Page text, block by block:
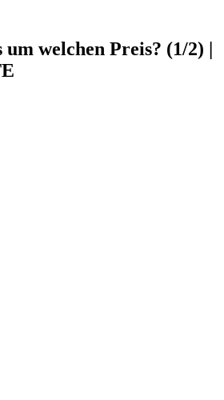
welchen Preis? (1/2) |